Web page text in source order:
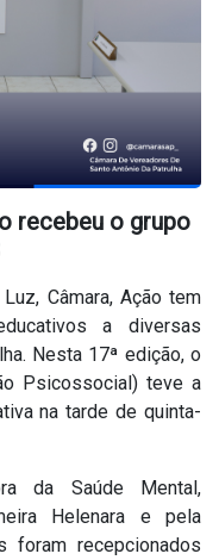
recebeu o grupo
Câmara, Ação tem
a diversas
Nesta 17ª edição, o
Psicossocial) teve a
na tarde de quinta-
da Saúde Mental,
Helenara e pela
foram recepcionados